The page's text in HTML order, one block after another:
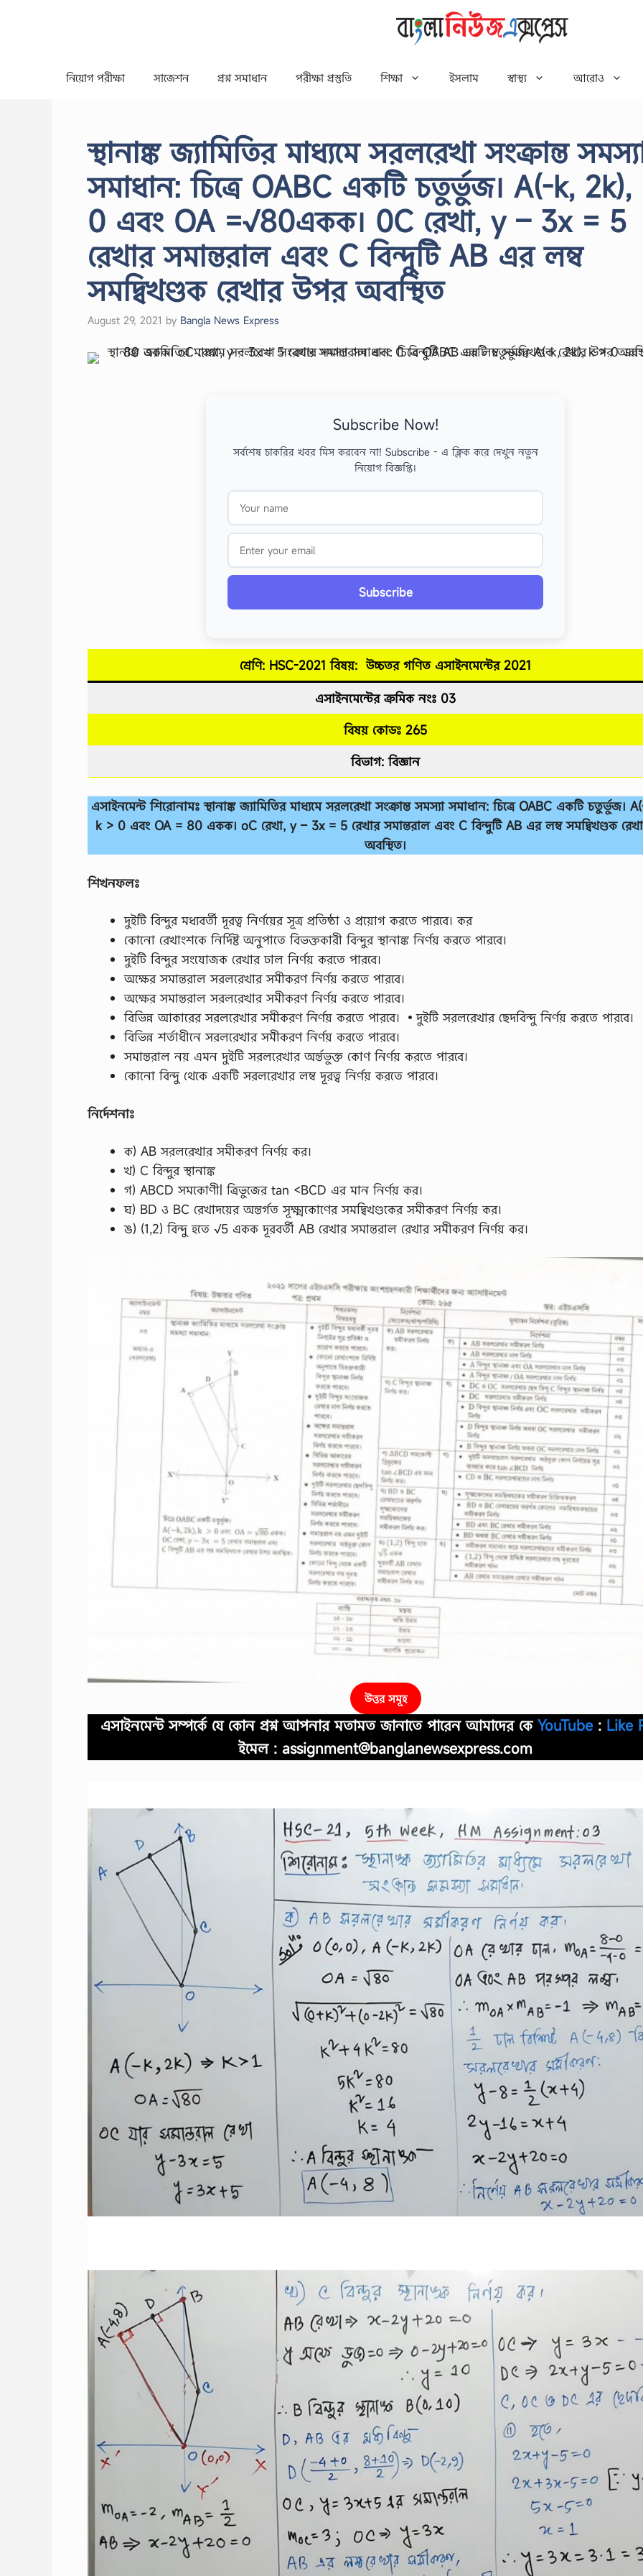
নিয়োগ পরীক্ষা সাজেশন প্রশ্ন সমাধান পরীক্ষা প্রস্তুতি শিক্ষা ইসলাম স্বাস্থ্য আরোও
স্থানাঙ্ক জ্যামিতির মাধ্যমে সরলরেখা সংক্রান্ত
সমাধান: চিত্রে OABC একটি চতুর্ভুজ। A(-k,
0 এবং OA =√80একক। 0C রেখা, y – 3x = 5
রেখার সমান্তরাল এবং C বিন্দুটি AB এর লম্ব
সমদ্বিখণ্ডক রেখার উপর অবস্থিত
August 29, 2021 by Bangla News Express
Subscribe Now!
সর্বশেষ চাকরির খবর মিস করবেন না! Subscribe - এ ক্লিক করে দেখুন নতুন
নিয়োগ বিজ্ঞপ্তি।
Subscribe
শ্রেণি: HSC-2021 বিষয়: উচ্চতর গণিত এসাইনমেন্টের2021
এসাইনমেন্টের ক্রমিক নংঃ 03
বিষয় কোডঃ 265
বিভাগ: বিজ্ঞান
এসাইনমেন্ট শিরোনামঃ স্থানাঙ্ক জ্যামিতির মাধ্যমে সরলরেখা সংক্রান্ত সমস্যা সমাধান: চিত্রে OABC একটি চতুর্ভুজ।
k > 0 এবং OA = 80 একক। oC রেখা, y – 3x = 5 রেখার সমান্তরাল এবং C বিন্দুটি AB এর লম্ব সমদ্বিখণ্ডক
অবস্থিত।
শিখনফলঃ
দুইটি বিন্দুর মধ্যবর্তী দূরত্ব নির্ণয়ের সূত্র প্রতিষ্ঠা ও প্রয়োগ করতে পারবে। কর
কোনাে রেখাংশকে নির্দিষ্ট অনুপাতে বিভক্তকারী বিন্দুর স্থানাঙ্ক নির্ণয় করতে পারবে।
দুইটি বিন্দুর সংযােজক রেখার ঢাল নির্ণয় করতে পারবে।
অক্ষের সমান্তরাল সরলরেখার সমীকরণ নির্ণয় করতে পারবে।
অক্ষের সমান্তরাল সরলরেখার সমীকরণ নির্ণয় করতে পারবে।
বিভিন্ন আকারের সরলরেখার সমীকরণ নির্ণয় করতে পারবে। •দুইটি সরলরেখার ছেদবিন্দু নির্ণয় করতে পারবে।
বিভিন্ন শর্তাধীনে সরলরেখার সমীকরণ নির্ণয় করতে পারবে।
সমান্তরাল নয় এমন দুইটি সরলরেখার অর্ন্তভুক্ত কোণ নির্ণয় করতে পারবে।
কোনাে বিন্দু থেকে একটি সরলরেখার লম্ব দূরত্ব নির্ণয় করতে পারবে।
নির্দেশনাঃ
ক) AB সরলরেখার সমীকরণ নির্ণয় কর।
খ) C বিন্দুর স্থানাঙ্ক
গ) ABCD সমকোণী| ত্রিভুজের tan <BCD এর মান নির্ণয় কর।
ঘ) BD ও BC রেখাদয়ের অন্তর্গত সূক্ষ্মকোণের সমদ্বিখণ্ডকের সমীকরণ নির্ণয় কর।
ঙ) (1,2) বিন্দু হতে √5 একক দূরবর্তী AB রেখার সমান্তরাল রেখার সমীকরণ নির্ণয় কর।
উত্তর সমূহ
এসাইনমেন্ট সম্পর্কে যে কোন প্রশ্ন আপনার মতামত জানাতে পারেন আমাদের কে YouTube : Like
ইমেল : assignment@banglanewsexpress.com